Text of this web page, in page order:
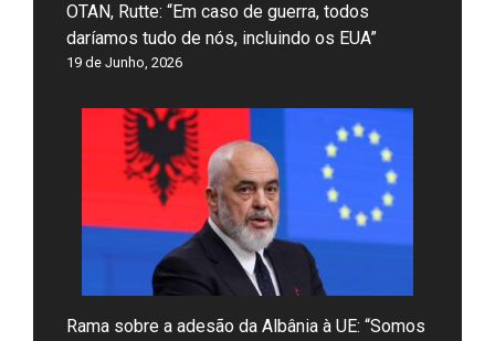
OTAN, Rutte: “Em caso de guerra, todos
daríamos tudo de nós, incluindo os EUA”
19 de Junho, 2026
Rama sobre a adesão da Albânia à UE: “Somos